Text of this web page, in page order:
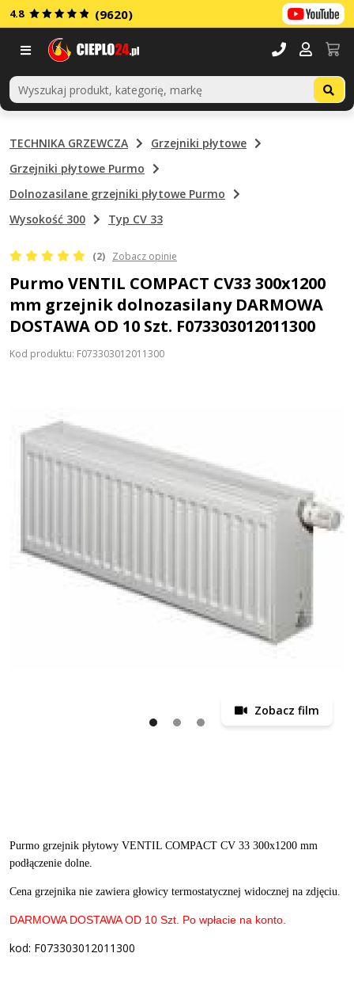
4.8 (9620)
TECHNIKA GRZEWCZA
Grzejniki płytowe
Grzejniki płytowe Purmo
Dolnozasilane grzejniki płytowe Purmo
Wysokość 300
Typ CV 33
(2) Zobacz opinie
Purmo VENTIL COMPACT CV33 300x1200
mm grzejnik dolnozasilany DARMOWA
DOSTAWA OD 10 Szt. F073303012011300
Kod produktu: F073303012011300
Zobacz film
Purmo grzejnik płytowy VENTIL COMPACT CV 33 300x1200 mm
podłączenie dolne.
Cena grzejnika nie zawiera głowicy termostatycznej widocznej na zdjęciu.
DARMOWA DOSTAWA OD 10 Szt. Po wpłacie na konto.
kod: F073303012011300